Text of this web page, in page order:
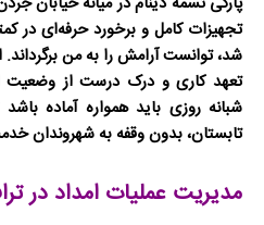
تجهیزات کامل و برخورد حرفه‌ای در
شد، توانست آرامش را به من
تعهد کاری و درک درست از
شبانه روزی باید همواره آماده
تابستان، بدون وقفه به شهروندان
مدیریت عملیات امداد در